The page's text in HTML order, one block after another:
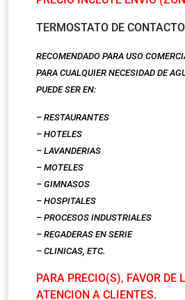
TERMOSTATO DE CONTACTO
RECOMENDADO PARA USO
PARA CUALQUIER NECESIDAD DE
PUEDE SER EN:
– RESTAURANTES
– HOTELES
– LAVANDERIAS
– MOTELES
– GIMNASOS
– HOSPITALES
– PROCESOS INDUSTRIALES
– REGADERAS EN SERIE
– CLINICAS, ETC.
PARA PRECIO(S), FAVOR DE
ATENCION A CLIENTES.